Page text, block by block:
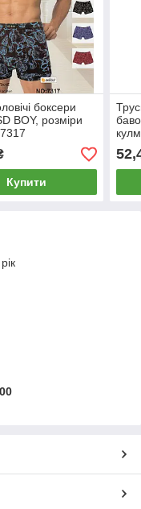
боксери
BOY, розміри
Купити